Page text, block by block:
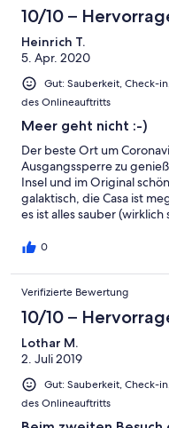
10/10 –
Heinrich T.
5. Apr. 2020
Gut: Sauberkeit, Check-
des Onlineauftritts
Meer geht nicht :-)
Der beste Ort um
Ausgangssperre zu
Insel und im Original
galaktisch, die Casa ist
es ist alles sauber
sind ;-) --- Das haben wir
"Ich habe stundenlang
Wein in den Barranco und
ich tiefenentspannt."
Ausgangsperre: - Cafe -
7 in Remo - Bäcker -
Markthalle in Los Llanos
nächsten mal, La Palma
Heinrich
0
Verifizierte Bewertung
10/10 –
Lothar M.
2. Juli 2019
Gut: Sauberkeit, Check-
des Onlineauftritts